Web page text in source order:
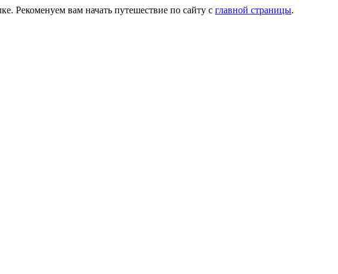
Рекоменуем вам начать путешествие по сайту с главной страницы.